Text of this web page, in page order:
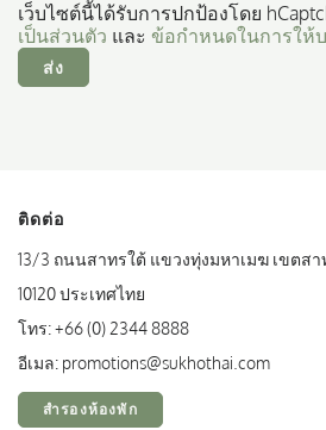
เว็บไซต์นี้ได้รับการปกป้องโดย
เป็นส่วนตัว และ ข้อกำหนดในการให้
ส่ง
ติดต่อ
13/3 ถนนสาทรใต้ แขวงทุ่งมหาเมฆ เขตสา
10120 ประเทศไทย
โทร:+66 (0) 2344 8888
อีเมล: promotions@sukhothai.com
สำรองห้องพัก